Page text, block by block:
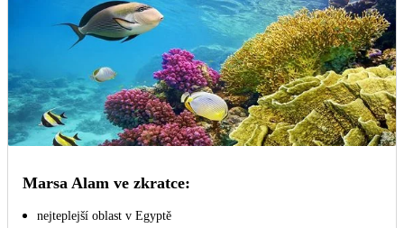
Marsa Alam ve zkratce:
nejteplejší oblast v Egyptě